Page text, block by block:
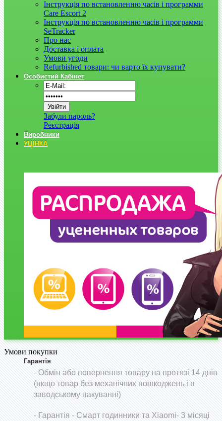
Інструкція по встановленню часів і программи
Care Escort 2
Інструкція по встановленню часів і программи
SeTracker
Про нас
Доставка і оплата
Умови угоди
Refurbished товари: чи варто їх купувати?
Особистий Кабінет
Забули пароль?
Реєстрація
Виробники
УЦІНКА
Умови покупки
Гарантія
- Обмін або повернення товару на протязі 14 днів
(якщо товар без механічних пошкоджень і в
заводському пакуванні)
-Гарантія - Смарт годинники та Xiaomi- 3 місяці